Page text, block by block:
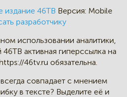
издание 46ТВ Версия: Mobile
разработчику
использовании аналитики,
активная гиперссылка на
46tv.ru обязательна.
совпадает с мнением
в тексте? Выделите её и